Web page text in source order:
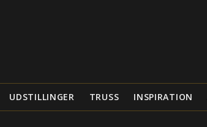
UDSTILLINGER TRUSS INSPIRATION